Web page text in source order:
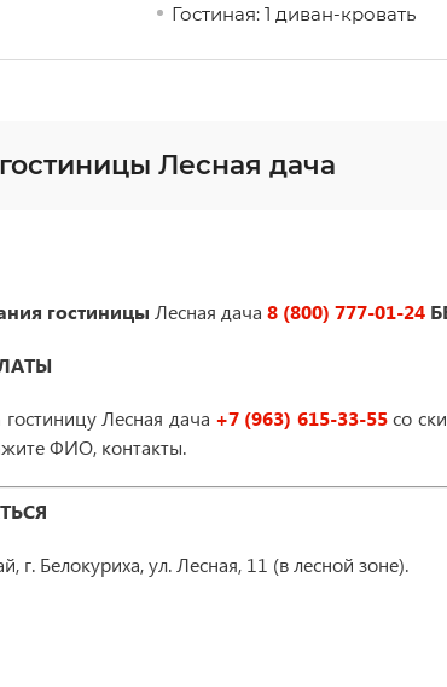
Гостиная: 1 диван-кровать
Лесная дача
гостиницы Лесная дача 8 (800) 777-01-24
гостиницу Лесная дача +7 (963) 615-33-55 со
ФИО, контакты.
г. Белокуриха, ул. Лесная, 11 (в лесной зоне).